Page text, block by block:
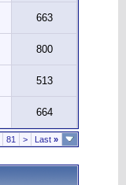
663
800
513
664
81 > Last »